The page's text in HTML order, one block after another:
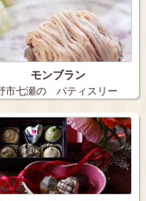
モンブラン
市七瀬の パティスリー
クリコ…